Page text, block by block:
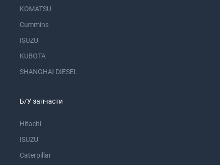
KOMATSU
Cummins
ISUZU
KUBOTA
SHANGHAI DIESEL
Б/У запчасти
Hitachi
ISUZU
Caterpillar